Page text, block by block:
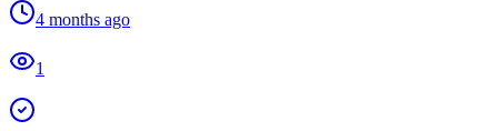
4 months ago
1